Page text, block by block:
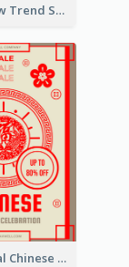
Denim New Trend Sale Poster
Traditional Chinese New Year Promotional Designs